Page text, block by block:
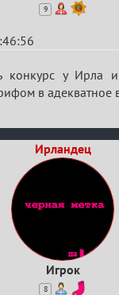
9
конкурс у Ирла
в адекватное
Ирландец
Игрок
8